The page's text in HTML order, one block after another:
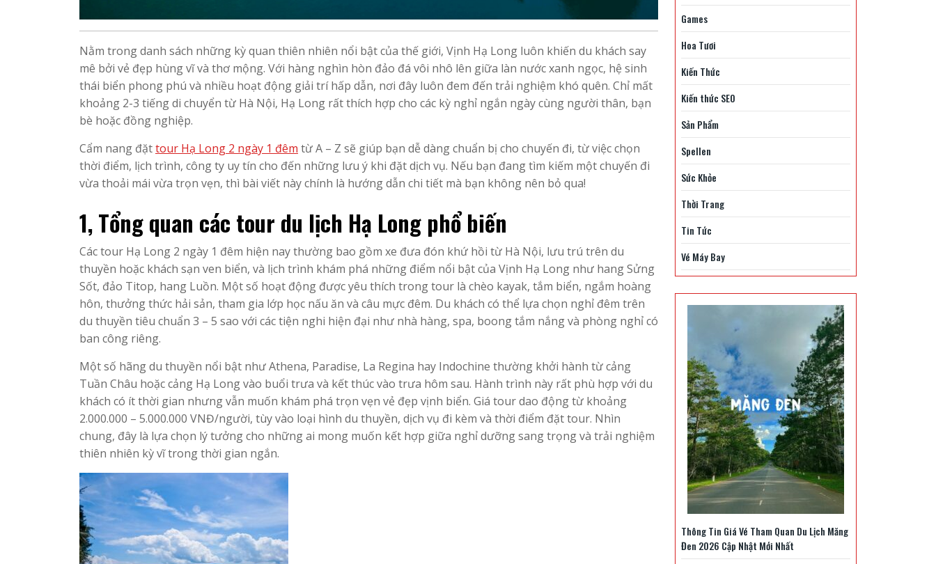
Nằm trong danh sách những kỳ quan thiên nhiên nổi bật của thế giới, Vịnh Hạ Long luôn khiến du khách say
mê bởi vẻ đẹp hùng vĩ và thơ mộng. Với hàng nghìn hòn đảo đá vôi nhô lên giữa làn nước xanh ngọc, hệ sinh
thái biển phong phú và nhiều hoạt động giải trí hấp dẫn, nơi đây luôn đem đến trải nghiệm khó quên. Chỉ mất
khoảng 2-3 tiếng di chuyển từ Hà Nội, Hạ Long rất thích hợp cho các kỳ nghỉ ngắn ngày cùng người thân, bạn
bè hoặc đồng nghiệp.
Cẩm nang đặttour Hạ Long 2 ngày 1 đêm từ A – Z sẽ giúp bạn dễ dàng chuẩn bị cho chuyến đi, từ việc chọn
thời điểm, lịch trình, công ty uy tín cho đến những lưu ý khi đặt dịch vụ. Nếu bạn đang tìm kiếm một chuyến đi
vừa thoải mái vừa trọn vẹn, thì bài viết này chính là hướng dẫn chi tiết mà bạn không nên bỏ qua!
1, Tổng quan các tour du lịch Hạ Long phổ biến
Các tour Hạ Long 2 ngày 1 đêm hiện nay thường bao gồm xe đưa đón khứ hồi từ Hà Nội, lưu trú trên du
thuyền hoặc khách sạn ven biển, và lịch trình khám phá những điểm nổi bật của Vịnh Hạ Long như hang Sửng
Sốt, đảo Titop, hang Luồn. Một số hoạt động được yêu thích trong tour là chèo kayak, tắm biển, ngắm hoàng
hôn, thưởng thức hải sản, tham gia lớp học nấu ăn và câu mực đêm. Du khách có thể lựa chọn nghỉ đêm trên
du thuyền tiêu chuẩn 3 – 5 sao với các tiện nghi hiện đại như nhà hàng, spa, boong tắm nắng và phòng nghỉ có
ban công riêng.
Một số hãng du thuyền nổi bật như Athena, Paradise, La Regina hay Indochine thường khởi hành từ cảng
Tuần Châu hoặc cảng Hạ Long vào buổi trưa và kết thúc vào trưa hôm sau. Hành trình này rất phù hợp với du
khách có ít thời gian nhưng vẫn muốn khám phá trọn vẹn vẻ đẹp vịnh biển. Giá tour dao động từ khoảng
2.000.000 – 5.000.000 VNĐ/người, tùy vào loại hình du thuyền, dịch vụ đi kèm và thời điểm đặt tour. Nhìn
chung, đây là lựa chọn lý tưởng cho những ai mong muốn kết hợp giữa nghỉ dưỡng sang trọng và trải nghiệm
thiên nhiên kỳ vĩ trong thời gian ngắn.
Games
Hoa Tươi
Kiến Thức
Kiến thức SEO
Sản Phẩm
Spellen
Sức Khỏe
Thời Trang
Tin Tức
Vé Máy Bay
Thông Tin Giá Vé Tham Quan Du Lịch Măng
Đen 2026 Cập Nhật Mới Nhất